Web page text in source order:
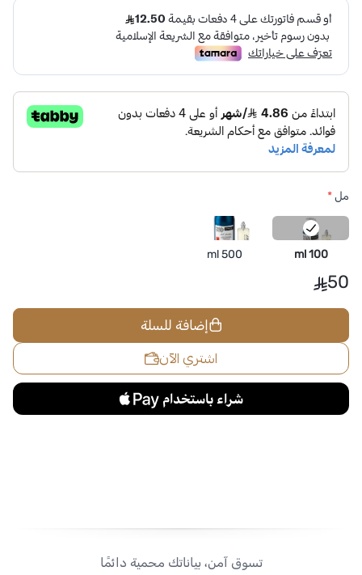
مل*
100 ml
500 ml
50
إضافة للسلة
اشتري الآن
تسوق آمن، بياناتك محمية دائمًا